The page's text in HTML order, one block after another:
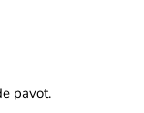
pavot.